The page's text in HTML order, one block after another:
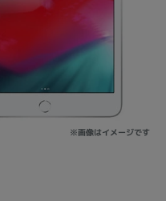
※画像はイメージです